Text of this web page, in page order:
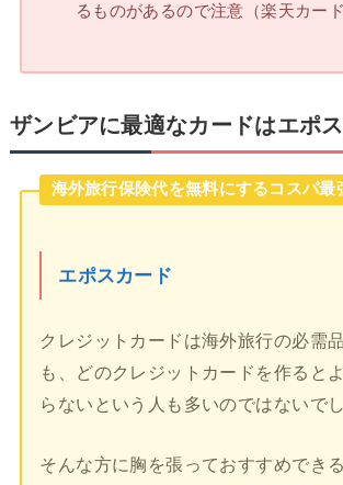
るものがあるので注意（楽天カード
ザンビアに最適なカードはエポス
海外旅行保険代を無料にするコスパ最
エポスカード
クレジットカードは海外旅行の必需
も、どのクレジットカードを作ると
らないという人も多いのではないでし
そんな方に胸を張っておすすめでき